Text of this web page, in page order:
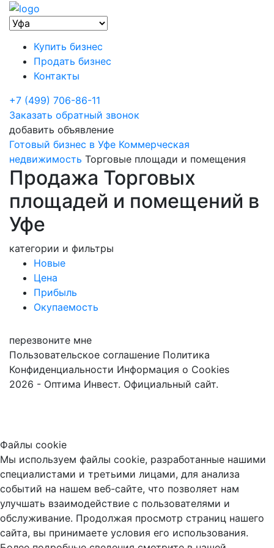
Купить бизнес
Продать бизнес
Контакты
+7 (499) 706-86-11
Заказать обратный звонок
добавить объявление
Готовый бизнес в Уфе Коммерческая
недвижимость Торговые площади и помещения
Продажа Торговых
площадей и помещений в
Уфе
категории и фильтры
Новые
Цена
Прибыль
Окупаемость
перезвоните мне
Пользовательское соглашение Политика
Конфиденциальности Информация о Cookies
2026 - Оптима Инвест. Официальный сайт.
Файлы cookie
Мы используем файлы cookie, разработанные нашими
специалистами и третьими лицами, для анализа
событий на нашем веб-сайте, что позволяет нам
улучшать взаимодействие с пользователями и
обслуживание. Продолжая просмотр страниц нашего
сайта, вы принимаете условия его использования.